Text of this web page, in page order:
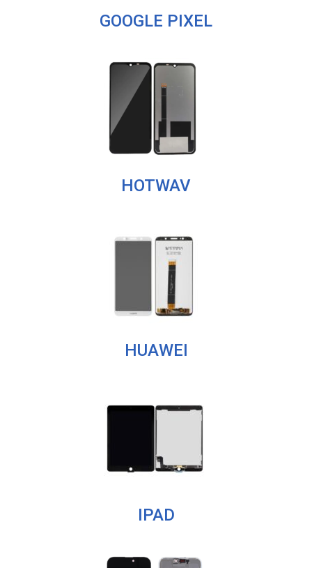
GOOGLE PIXEL
HOTWAV
HUAWEI
IPAD